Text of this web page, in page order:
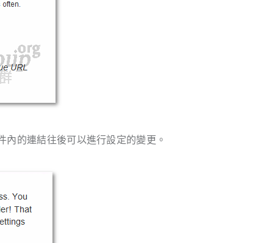
的連結往後可以進行設定的變更。